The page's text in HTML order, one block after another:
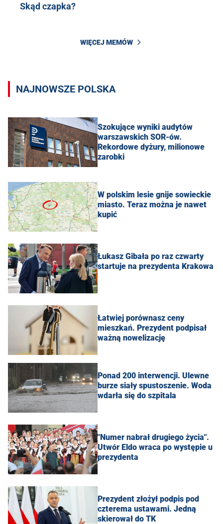
Skąd czapka?
WIĘCEJ MEMÓW
NAJNOWSZE POLSKA
Szokujące wyniki audytów
warszawskich SOR-ów.
Rekordowe dyżury, milionowe
zarobki
W polskim lesie gnije sowieckie
miasto. Teraz można je nawet
kupić
Łukasz Gibała po raz czwarty
startuje na prezydenta Krakowa
Łatwiej porównasz ceny
mieszkań. Prezydent podpisał
ważną nowelizację
Ponad 200 interwencji. Ulewne
burze siały spustoszenie. Woda
wdarła się do szpitala
"Numer nabrał drugiego życia".
Utwór Eldo wraca po występie u
prezydenta
Prezydent złożył podpis pod
czterema ustawami. Jedną
skierował do TK